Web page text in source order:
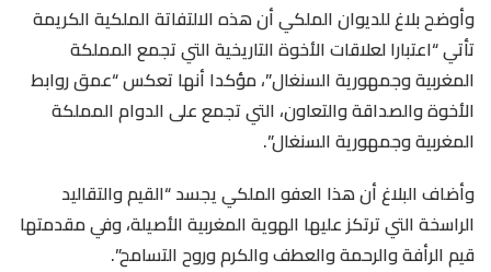
وأوضح بلاغ للديوان الملكي أن هذه الالتفاتة الملكية الكريمة
تأتي “اعتبارا لعلاقات الأخوة التاريخية التي تجمع المملكة
المغربية وجمهورية السنغال”، مؤكدا أنها تعكس “عمق روابط
الأخوة والصداقة والتعاون، التي تجمع على الدوام المملكة
المغربية وجمهورية السنغال”.
وأضاف البلاغ أن هذا العفو الملكي يجسد “القيم والتقاليد
الراسخة التي ترتكز عليها الهوية المغربية الأصيلة، وفي مقدمتها
قيم الرأفة والرحمة والعطف والكرم وروح التسامح”.